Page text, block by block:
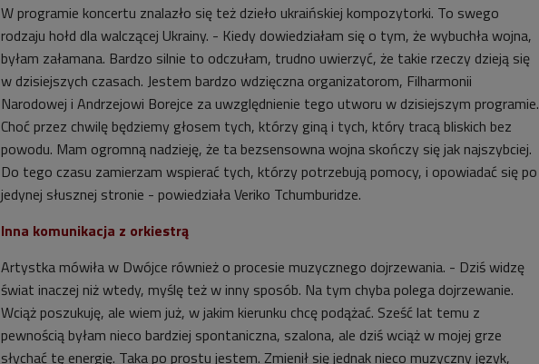
W programie koncertu znalazło się też dzieło ukraińskiej kompozytorki. To swego
rodzaju hołd dla walczącej Ukrainy. - Kiedy dowiedziałam się o tym, że wybuchła wojna,
byłam załamana. Bardzo silnie to odczułam, trudno uwierzyć, że takie rzeczy dzieją się
w dzisiejszych czasach. Jestem bardzo wdzięczna organizatorom, Filharmonii
Narodowej i Andrzejowi Borejce za uwzględnienie tego utworu w dzisiejszym programie.
Choć przez chwilę będziemy głosem tych, którzy giną i tych, który tracą bliskich bez
powodu. Mam ogromną nadzieję, że ta bezsensowna wojna skończy się jak najszybciej.
Do tego czasu zamierzam wspierać tych, którzy potrzebują pomocy, i opowiadać się po
jedynej słusznej stronie - powiedziałaVeriko Tchumburidze.
Inna komunikacja z orkiestrą
Artystka mówiła w Dwójce również o procesie muzycznego dojrzewania. - Dziś widzę
świat inaczej niż wtedy, myślę też w inny sposób. Na tym chyba polega dojrzewanie.
Wciąż poszukuję, ale wiem już, w jakim kierunku chcę podążać. Sześć lat temu z
pewnością byłam nieco bardziej spontaniczna, szalona, ale dziś wciąż w mojej grze
słychać tę energię. Taka po prostu jestem. Zmienił się jednak nieco muzyczny język,